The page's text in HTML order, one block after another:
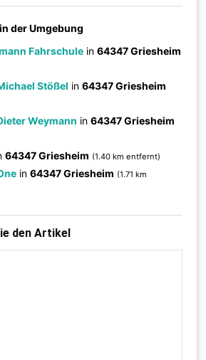
der Umgebung
Fahrschule in64347 Griesheim
Stößel in64347 Griesheim
Weymann in64347 Griesheim
64347 Griesheim (1.40 km entfernt)
in64347 Griesheim (1.71 km
den Artikel